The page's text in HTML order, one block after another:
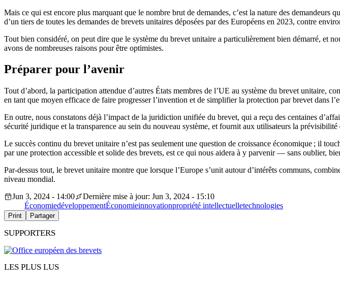
Mais ce qui est encore plus marquant que le nombre brut de demandes, c’est la nature des
d’un tiers de toutes les demandes de brevets unitaires déposées par des Européens en 2023, contre
Tout bien considéré, on peut dire que le système du brevet unitaire a particulièrement bien démarré, et
avons de nombreuses raisons pour être optimistes.
Préparer pour l’avenir
Tout d’abord, la participation attendue d’autres États membres de l’UE au système du brevet unitaire,
en tant que moyen efficace de faire progresser l’invention et de simplifier la protection par brevet dans
En outre, nous constatons déjà l’impact de la juridiction unifiée du brevet, qui a reçu des centaines
sécurité juridique et la transparence au sein du nouveau système, et fournit aux utilisateurs la
Le succès continu du brevet unitaire n’est pas seulement une question de croissance économique ; il
par une protection accessible et solide des brevets, est ce qui nous aidera à y parvenir — sans oublier,
Par-dessus tout, le brevet unitaire montre que lorsque l’Europe s’unit autour d’intérêts communs,
niveau mondial.
Jun 3, 2024 - 14:00
Dernière mise à jour: Jun 3, 2024 - 15:10
ÉconomiedéveloppementÉconomieinnovationpropriété intellectuelletechnologies
Print Partager
SUPPORTERS
LES PLUS LUS